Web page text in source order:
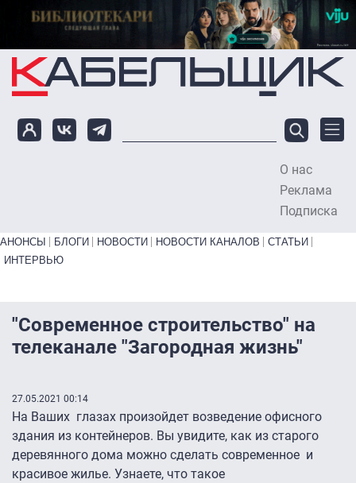
Перейти к основному содержанию
О нас
Реклама
Подписка
Primary links bottom
АНОНСЫ БЛОГИ НОВОСТИ НОВОСТИ КАНАЛОВ
СТАТЬИ
ИНТЕРВЬЮ
"Современное строительство" на
телеканале "Загородная жизнь"
27.05.2021 00:14
На Ваших глазах произойдет возведение офисного
здания из контейнеров. Вы увидите, как из старого
деревянного дома можно сделать современное и
красивое жилье. Узнаете, что такое